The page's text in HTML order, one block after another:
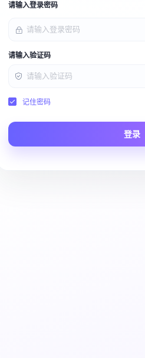
请输入登录密码
请输入验证码
记住密码
登录